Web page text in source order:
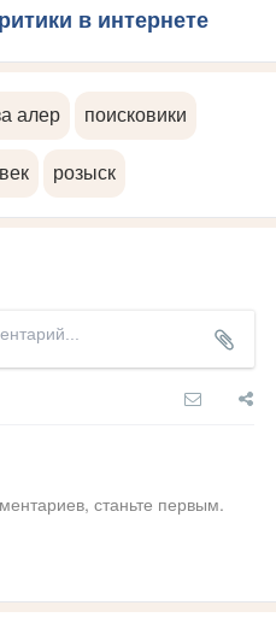
в интернете
алер поисковики
розыск
станьте первым.